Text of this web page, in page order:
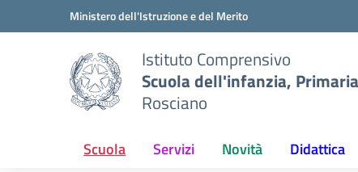
Vai ai contenuti
Vai al menu di navigazioneMinistero dell'Istruzione e del Merito
Istituto Comprensivo
Scuola dell'infanzia,
Rosciano
Scuola Servizi Novità Didattica